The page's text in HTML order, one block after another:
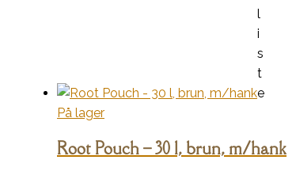
l
i
s
t
e
På lager
Root Pouch – 30 l, brun, m/hank